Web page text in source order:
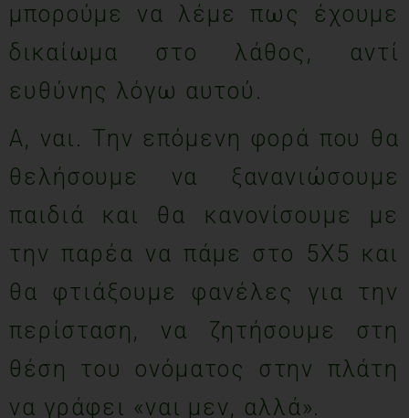
μπορούμε να λέμε πως έχουμε
δικαίωμα στο λάθος, αντί
ευθύνης λόγω αυτού.
Α, ναι. Την επόμενη φορά που θα
θελήσουμε να ξανανιώσουμε
παιδιά και θα κανονίσουμε με
την παρέα να πάμε στο 5Χ5 και
θα φτιάξουμε φανέλες για την
περίσταση, να ζητήσουμε στη
θέση του ονόματος στην πλάτη
να γράφει «ναι μεν, αλλά».